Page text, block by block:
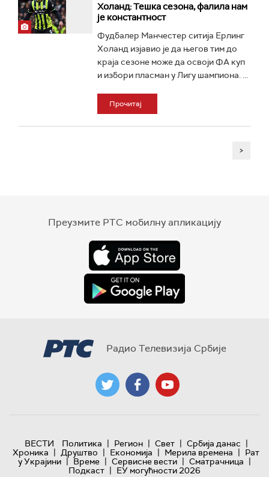
Холанд: Тешка сезона, фалила нам
је константност
Фудбалер Манчестер ситија Ерлинг
Хoланд изјавио је да његов тим до
краја сезоне може да освоји ФА куп
и избори пласман у Лигу шампиона. ...
Прочитај
>
Преузмите РТС мобилну апликацију
Радио Телевизија Србије
ВЕСТИ Политика | Регион | Свет | Србија данас |
Хроника | Друштво | Економија | Мерила времена | Рат
у Украјини | Време | Сервисне вести | Сматрачница |
Подкаст | ЕУ могућности 2026